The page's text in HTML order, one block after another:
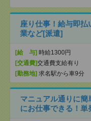
座り仕事！給与即
業など[派遣]
[給 与] 時給1300円
[交通費]交通費支給有り
[勤務地] 求名駅から車9分
マニュアル通りに
にお仕事できる！